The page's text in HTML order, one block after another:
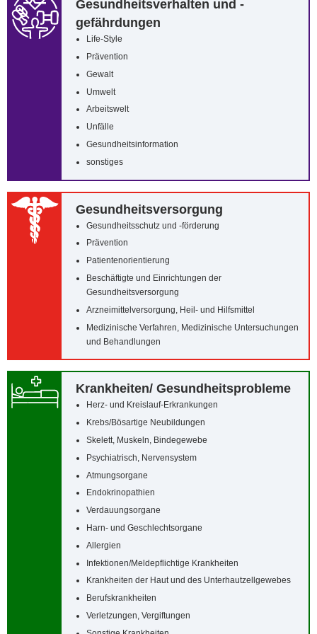
Gesundheitsverhalten und -
gefährdungen
Life-Style
Prävention
Gewalt
Umwelt
Arbeitswelt
Unfälle
Gesundheitsinformation
sonstiges
Gesundheitsversorgung
Gesundheitsschutz und -förderung
Prävention
Patientenorientierung
Beschäftigte und Einrichtungen der
Gesundheitsversorgung
Arzneimittelversorgung, Heil- und Hilfsmittel
Medizinische Verfahren, Medizinische Untersuchungen
und Behandlungen
Krankheiten/‌ Gesundheitsprobleme
Herz- und Kreislauf-Erkrankungen
Krebs/‌Bösartige Neubildungen
Skelett, Muskeln, Bindegewebe
Psychiatrisch, Nervensystem
Atmungsorgane
Endokrinopathien
Verdauungsorgane
Harn- und Geschlechtsorgane
Allergien
Infektionen/‌Meldepflichtige Krankheiten
Krankheiten der Haut und des Unterhautzellgewebes
Berufskrankheiten
Verletzungen, Vergiftungen